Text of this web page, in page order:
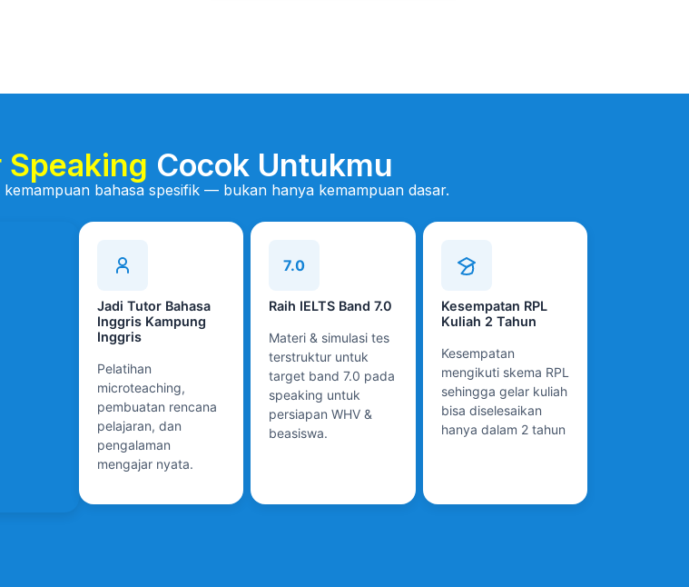
Speaking Cocok Untukmu
bahasa spesifik — bukan hanya kemampuan dasar.
Jadi Tutor Bahasa
Inggris Kampung
Inggris
Pelatihan
microteaching,
pembuatan rencana
pelajaran, dan
pengalaman
mengajar nyata.
7.0
Raih IELTS Band 7.0
Materi & simulasi tes
terstruktur untuk
target band 7.0 pada
speaking untuk
persiapan WHV &
beasiswa.
Kesempatan RPL
Kuliah 2 Tahun
Kesempatan
mengikuti skema RPL
sehingga gelar kuliah
bisa diselesaikan
hanya dalam 2 tahun